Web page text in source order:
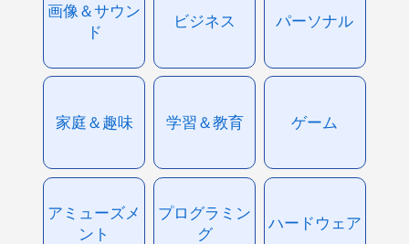
画像＆サウン
ド
ビジネス パーソナル
家庭＆趣味 学習＆教育 ゲーム
アミューズメ
ント
プログラミン
グ
ハードウェア